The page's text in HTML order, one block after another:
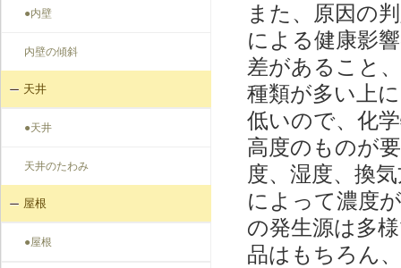
●内壁
内壁の傾斜
天井
●天井
天井のたわみ
屋根
●屋根
また、原因の
による健康影
差があること
種類が多い上
低いので、化
高度のものが
度、湿度、換
によって濃度
の発生源は多
品はもちろん